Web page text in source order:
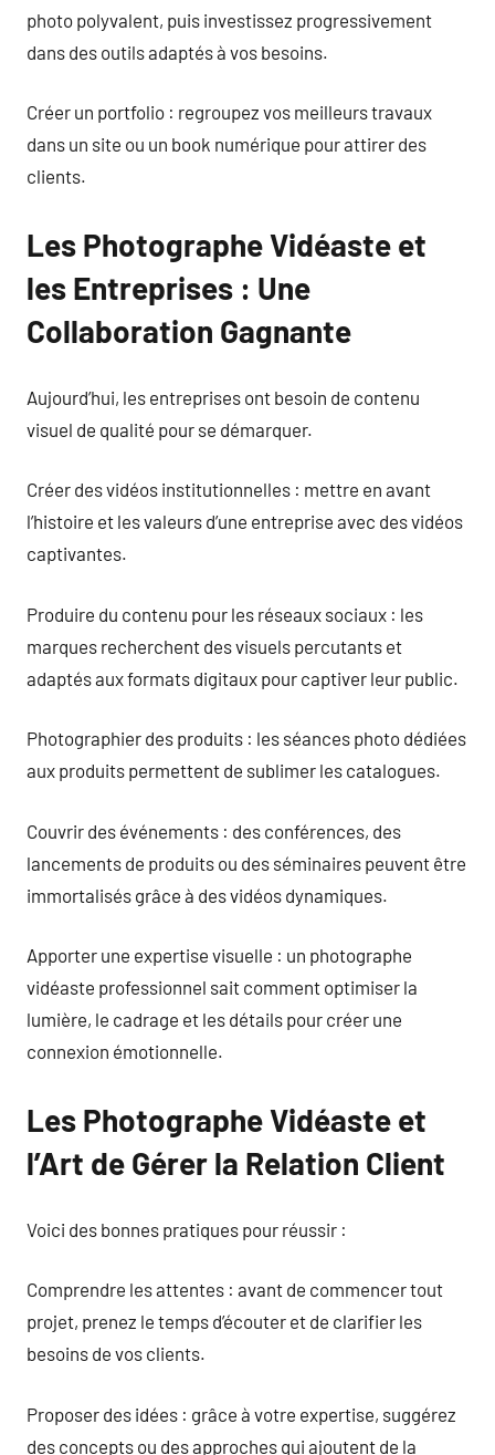
photo polyvalent, puis investissez progressivement
dans des outils adaptés à vos besoins.
Créer un portfolio : regroupez vos meilleurs travaux
dans un site ou un book numérique pour attirer des
clients.
Les Photographe Vidéaste et
les Entreprises : Une
Collaboration Gagnante
Aujourd’hui, les entreprises ont besoin de contenu
visuel de qualité pour se démarquer.
Créer des vidéos institutionnelles : mettre en avant
l’histoire et les valeurs d’une entreprise avec des vidéos
captivantes.
Produire du contenu pour les réseaux sociaux : les
marques recherchent des visuels percutants et
adaptés aux formats digitaux pour captiver leur public.
Photographier des produits : les séances photo dédiées
aux produits permettent de sublimer les catalogues.
Couvrir des événements : des conférences, des
lancements de produits ou des séminaires peuvent être
immortalisés grâce à des vidéos dynamiques.
Apporter une expertise visuelle : un photographe
vidéaste professionnel sait comment optimiser la
lumière, le cadrage et les détails pour créer une
connexion émotionnelle.
Les Photographe Vidéaste et
l’Art de Gérer la Relation Client
Voici des bonnes pratiques pour réussir :
Comprendre les attentes : avant de commencer tout
projet, prenez le temps d’écouter et de clarifier les
besoins de vos clients.
Proposer des idées : grâce à votre expertise, suggérez
des concepts ou des approches qui ajoutent de la